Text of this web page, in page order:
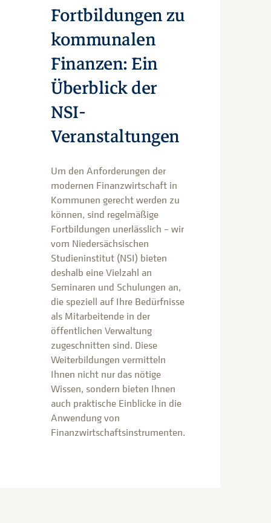
Fortbildungen zu
kommunalen
Finanzen: Ein
Überblick der
NSI-
Veranstaltungen
Um den Anforderungen der
modernen Finanzwirtschaft in
Kommunen gerecht werden zu
können, sind regelmäßige
Fortbildungen unerlässlich – wir
vom Niedersächsischen
Studieninstitut (NSI) bieten
deshalb eine Vielzahl an
Seminaren und Schulungen an,
die speziell auf Ihre Bedürfnisse
als Mitarbeitende in der
öffentlichen Verwaltung
zugeschnitten sind. Diese
Weiterbildungen vermitteln
Ihnen nicht nur das nötige
Wissen, sondern bieten Ihnen
auch praktische Einblicke in die
Anwendung von
Finanzwirtschaftsinstrumenten.